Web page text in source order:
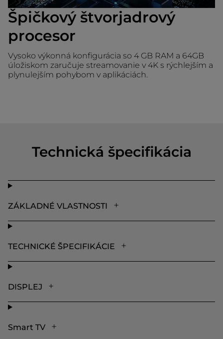
Špičkový štvorjadrový
procesor
Vysoko výkonná konfigurácia so 4 GB RAM a 64GB
úložiskom zaručuje streamovanie v 4K s rýchlejším a
plynulejším pohybom v aplikáciách.
Technická špecifikácia
ZÁKLADNÉ VLASTNOSTI
TECHNICKÉ ŠPECIFIKÁCIE
DISPLEJ
Smart TV